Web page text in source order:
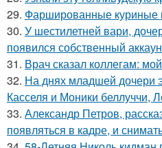
29. Фаршированные куриные
30. У шестилетней вари,
появился собственный
31. Врач сказал коллегам:
32. На днях младшей дочери
Касселя и Моники беллуччи,
33. Александр Петров,
появляться в кадре, и